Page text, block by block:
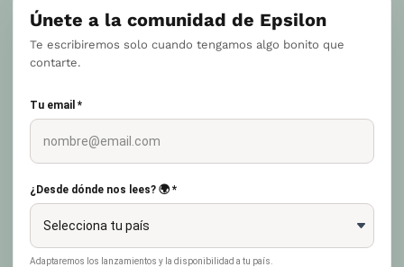
Únete a la comunidad de Epsilon
Te escribiremos solo cuando tengamos algo bonito que
contarte.
Tu email *
¿Desde dónde nos lees? 🌍 *
Adaptaremos los lanzamientos y la disponibilidad a tu país.